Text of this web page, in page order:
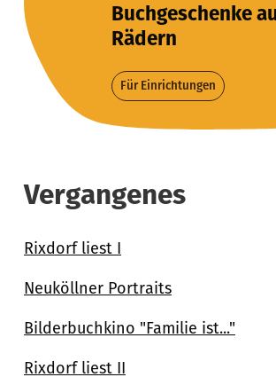
Buchgeschenke
Rädern
Für Einrichtungen
Vergangenes
Rixdorf liest I
Neuköllner Portraits
Bilderbuchkino "Familie ist..."
Rixdorf liest II